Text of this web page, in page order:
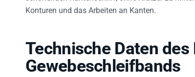
Konturen und das Arbeiten an Kanten.
Technische Daten des
Gewebeschleifbands